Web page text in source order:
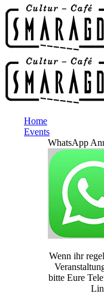
Home
Events
WhatsApp
Wenn ihr
bitte Eure